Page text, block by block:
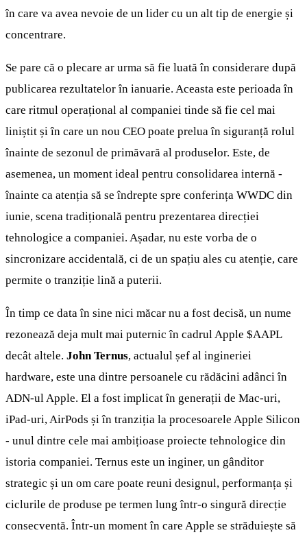
în care va avea nevoie de un lider cu un alt tip de energie și
concentrare.
Se pare că o plecare ar urma să fie luată în considerare după
publicarea rezultatelor în ianuarie. Aceasta este perioada în
care ritmul operațional al companiei tinde să fie cel mai
liniștit și în care un nou CEO poate prelua în siguranță rolul
înainte de sezonul de primăvară al produselor. Este, de
asemenea, un moment ideal pentru consolidarea internă -
înainte ca atenția să se îndrepte spre conferința WWDC din
iunie, scena tradițională pentru prezentarea direcției
tehnologice a companiei. Așadar, nu este vorba de o
sincronizare accidentală, ci de un spațiu ales cu atenție, care
permite o tranziție lină a puterii.
În timp ce data în sine nici măcar nu a fost decisă, un nume
rezonează deja mult mai puternic în cadrul Apple $AAPL
decât altele. John Ternus, actualul șef al ingineriei
hardware, este una dintre persoanele cu rădăcini adânci în
ADN-ul Apple. El a fost implicat în generații de Mac-uri,
iPad-uri, AirPods și în tranziția la procesoarele Apple Silicon
- unul dintre cele mai ambițioase proiecte tehnologice din
istoria companiei. Ternus este un inginer, un gânditor
strategic și un om care poate reuni designul, performanța și
ciclurile de produse pe termen lung într-o singură direcție
consecventă. Într-un moment în care Apple se străduiește să